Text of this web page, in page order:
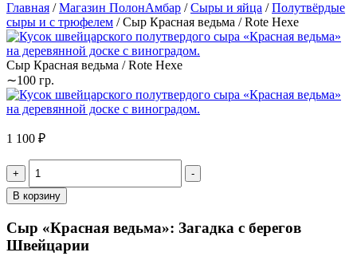
Главная /Магазин ПолонАмбар /Сыры и яйца /Полутвёрдые
сыры и с трюфелем / Сыр Красная ведьма / Rote Hexe
Сыр Красная ведьма / Rote Hexe
∼100 гр.
1 100 ₽
Quantity
В корзину
Сыр «Красная ведьма»: Загадка с берегов
Швейцарии